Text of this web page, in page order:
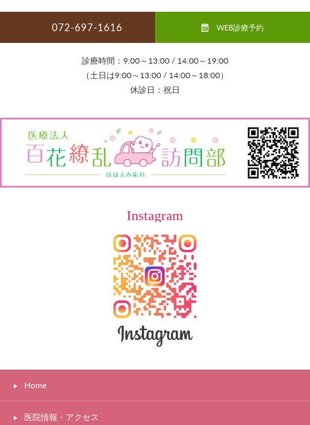
072-697-1616 WEB診療予約
診療時間：9:00～13:00 / 14:00～19:00
（土日は9:00～13:00 / 14:00～18:00）
休診日：祝日
Instagram
Home
医院情報・アクセス